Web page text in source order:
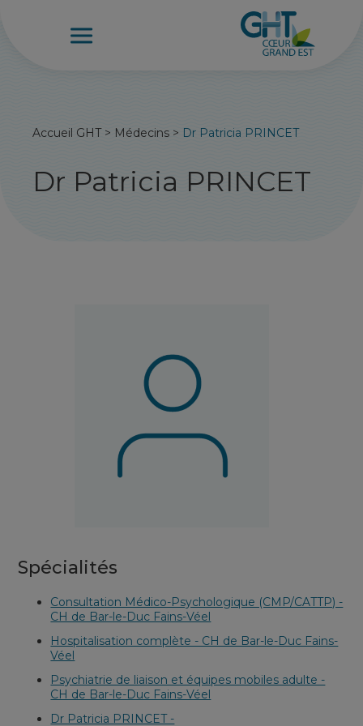
Accueil GHT> Médecins > Dr Patricia PRINCET
Dr Patricia PRINCET
Spécialités
Consultation Médico-Psychologique (CMP/CATTP) -
CH de Bar-le-Duc Fains-Véel
Hospitalisation complète - CH de Bar-le-Duc Fains-
Véel
Psychiatrie de liaison et équipes mobiles adulte -
CH de Bar-le-Duc Fains-Véel
Dr Patricia PRINCET -